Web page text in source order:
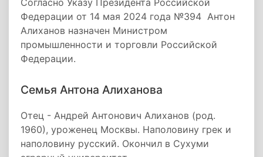
Согласно Указу Президента Российской
Федерации от 14 мая 2024 года №394 Антон
Алиханов назначен Министром
промышленности и торговли Российской
Федерации.
Семья Антона Алиханова
Отец - Андрей Антонович Алиханов (род.
1960), уроженец Москвы. Наполовину грек и
наполовину русский. Окончил в Сухуми